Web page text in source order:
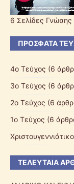
6 Σελίδες Γνώσης
ΠΡΌΣΦΑΤΑ
4ο Τεύχος (6
3ο Τεύχος (6
2ο Τεύχος (6
1ο Τεύχος (6
Χριστουγεννιάτικο
ΤΕΛΕΥΤΑΊΑ